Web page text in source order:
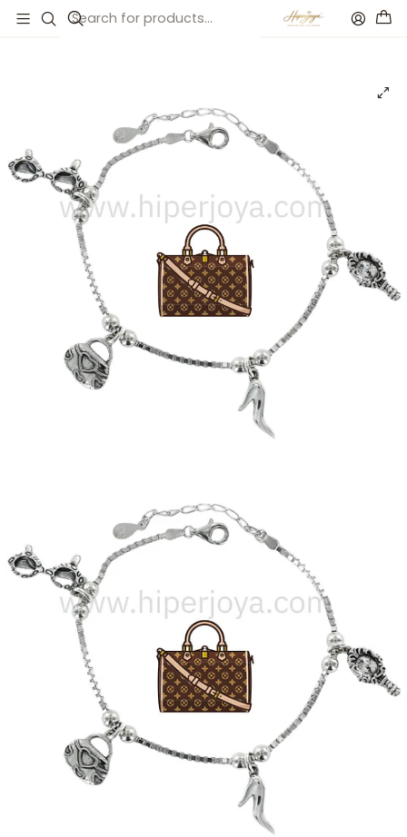
Inicio Catálogo Pulsera del glamour plata